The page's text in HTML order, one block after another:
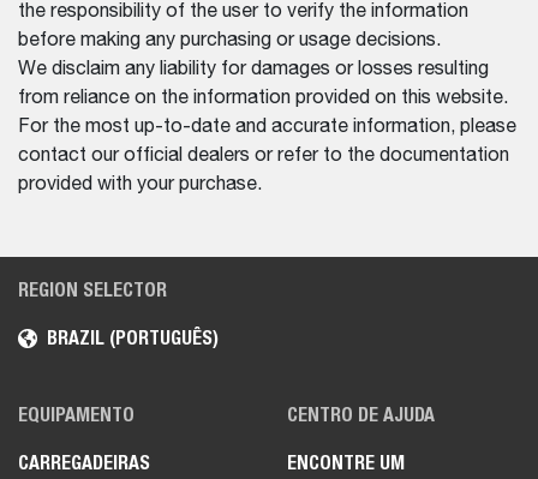
the responsibility of the user to verify the information
before making any purchasing or usage decisions.
We disclaim any liability for damages or losses resulting
from reliance on the information provided on this website.
For the most up-to-date and accurate information, please
contact our official dealers or refer to the documentation
provided with your purchase.
REGION SELECTOR
BRAZIL (PORTUGUÊS)
EQUIPAMENTO
CARREGADEIRAS
CENTRO DE AJUDA
ENCONTRE UM